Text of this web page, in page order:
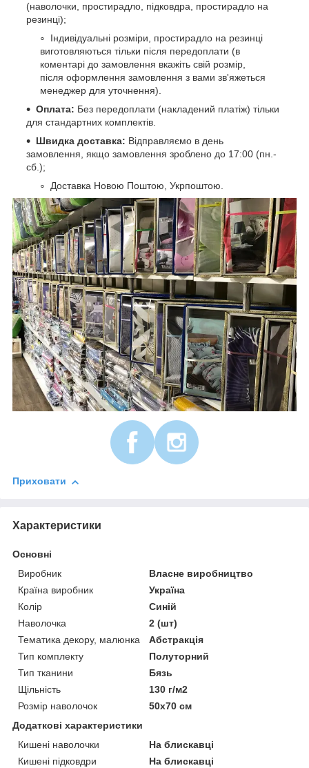
(наволочки, простирадло, підковдра, простирадло на
резинці);
Індивідуальні розміри, простирадло на резинці
виготовляються тільки після передоплати (в
коментарі до замовлення вкажіть свій розмір,
після оформлення замовлення з вами зв'яжеться
менеджер для уточнення).
Оплата: Без передоплати (накладений платіж) тільки
для стандартних комплектів.
Швидка доставка: Відправляємо в день
замовлення, якщо замовлення зроблено до 17:00 (пн.-
сб.);
Доставка Новою Поштою, Укрпоштою.
Приховати
Характеристики
Основні
Виробник
Власне виробництво
Країна виробник
Україна
Колір
Синій
Наволочка
2 (шт)
Тематика декору, малюнка
Абстракція
Тип комплекту
Полуторний
Тип тканини
Бязь
Щільність
130 г/м2
Розмір наволочок
50х70 см
Додаткові характеристики
Кишені наволочки
На блискавці
Кишені підковдри
На блискавці